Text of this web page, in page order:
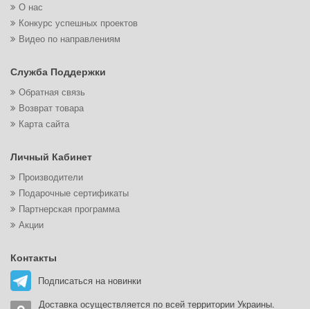
О нас
Конкурс успешных проектов
Видео по направлениям
Служба Поддержки
Обратная связь
Возврат товара
Карта сайта
Личный Кабинет
Производители
Подарочные сертификаты
Партнерская программа
Акции
Контакты
Подписаться на новинки
Доставка осуществляется по всей территории Украины.